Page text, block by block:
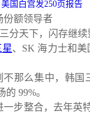
份额领导者
分天下，闪存继续
星、SK 海力士和美
那么集中，韩国
99%。
步整合，去年英